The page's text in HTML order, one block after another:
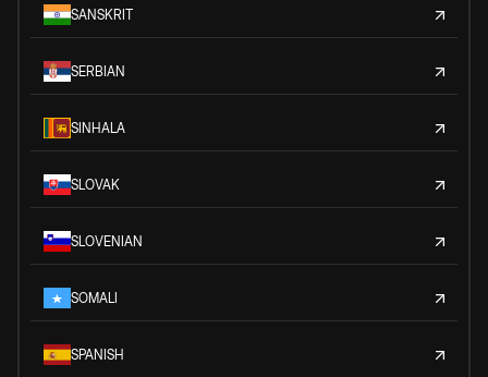
SANSKRIT
SERBIAN
SINHALA
SLOVAK
SLOVENIAN
SOMALI
SPANISH